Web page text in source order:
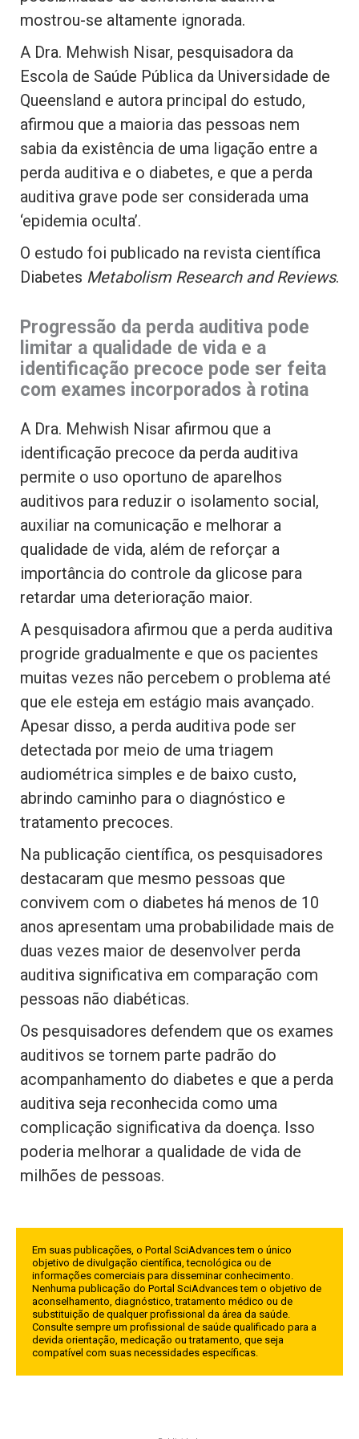
mostrou-se altamente ignorada.
A Dra. Mehwish Nisar, pesquisadora da
Escola de Saúde Pública da Universidade de
Queensland e autora principal do estudo,
afirmou que a maioria das pessoas nem
sabia da existência de uma ligação entre a
perda auditiva e o diabetes, e que a perda
auditiva grave pode ser considerada uma
‘epidemia oculta’.
O estudo foi publicado na revista científica
Diabetes Metabolism Research and Reviews.
Progressão da perda auditiva pode
limitar a qualidade de vida e a
identificação precoce pode ser feita
com exames incorporados à rotina
A Dra. Mehwish Nisar afirmou que a
identificação precoce da perda auditiva
permite o uso oportuno de aparelhos
auditivos para reduzir o isolamento social,
auxiliar na comunicação e melhorar a
qualidade de vida, além de reforçar a
importância do controle da glicose para
retardar uma deterioração maior.
A pesquisadora afirmou que a perda auditiva
progride gradualmente e que os pacientes
muitas vezes não percebem o problema até
que ele esteja em estágio mais avançado.
Apesar disso, a perda auditiva pode ser
detectada por meio de uma triagem
audiométrica simples e de baixo custo,
abrindo caminho para o diagnóstico e
tratamento precoces.
Na publicação científica, os pesquisadores
destacaram que mesmo pessoas que
convivem com o diabetes há menos de 10
anos apresentam uma probabilidade mais de
duas vezes maior de desenvolver perda
auditiva significativa em comparação com
pessoas não diabéticas.
Os pesquisadores defendem que os exames
auditivos se tornem parte padrão do
acompanhamento do diabetes e que a perda
auditiva seja reconhecida como uma
complicação significativa da doença. Isso
poderia melhorar a qualidade de vida de
milhões de pessoas.
Em suas publicações, o Portal SciAdvances tem o único
objetivo de divulgação científica, tecnológica ou de
informações comerciais para disseminar conhecimento.
Nenhuma publicação do Portal SciAdvances tem o objetivo de
aconselhamento, diagnóstico, tratamento médico ou de
substituição de qualquer profissional da área da saúde.
Consulte sempre um profissional de saúde qualificado para a
devida orientação, medicação ou tratamento, que seja
compatível com suas necessidades específicas.